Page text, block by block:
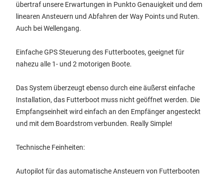
übertraf unsere Erwartungen in Punkto Genauigkeit und dem
linearen Ansteuern und Abfahren der Way Points und Ruten.
Auch bei Wellengang.
Einfache GPS Steuerung des Futterbootes, geeignet für
nahezu alle 1- und 2 motorigen Boote.
Das System überzeugt ebenso durch eine äußerst einfache
Installation, das Futterboot muss nicht geöffnet werden. Die
Empfangseinheit wird einfach an den Empfänger angesteckt
und mit dem Boardstrom verbunden. Really Simple!
Technische Feinheiten:
Autopilot für das automatische Ansteuern von Futterbooten